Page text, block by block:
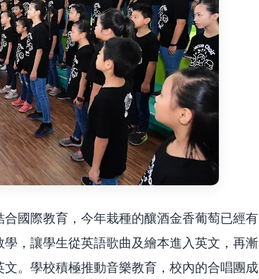
國際教育，今年栽種的釀酒金香葡萄已經有
，讓學生從英語歌曲及繪本進入英文，再漸
。學校積極推動音樂教育，校內的合唱團成